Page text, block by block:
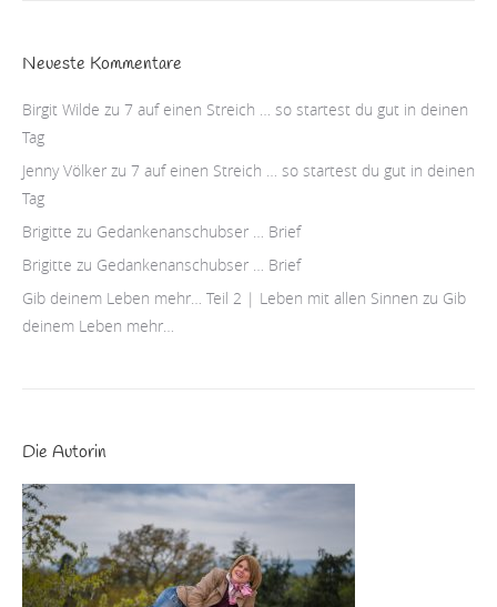
Neueste Kommentare
Birgit Wilde zu 7 auf einen Streich … so startest du gut in deinen
Tag
Jenny Völker zu 7 auf einen Streich … so startest du gut in deinen
Tag
Brigitte zu Gedankenanschubser … Brief
Brigitte zu Gedankenanschubser … Brief
Gib deinem Leben mehr… Teil 2 | Leben mit allen Sinnen zu Gib
deinem Leben mehr…
Die Autorin